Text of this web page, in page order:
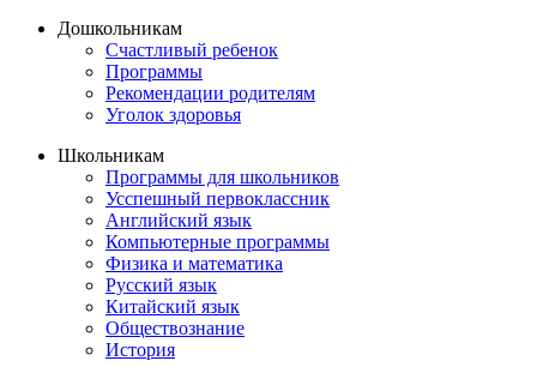
Дошкольникам
Счастливый ребенок
Программы
Рекомендации родителям
Уголок здоровья
Школьникам
Программы для школьников
Усспешный первоклассник
Английский язык
Компьютерные программы
Физика и математика
Русский язык
Китайский язык
Обществознание
История